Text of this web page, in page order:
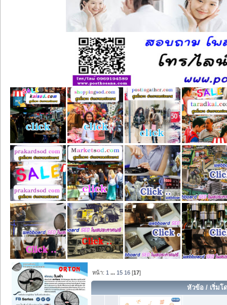
หน้า: 1 ... 15 16 [17]
หัวข้อ / เริ่มโ